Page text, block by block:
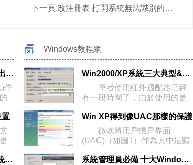
下一頁:改注冊表 打開系統無法識別的“未知文件”
Windows教程網
WinXP玩俠盜獵車手4程序出錯如何解決
作
Win2000/XP系統三大典型&amp;#
筆者使用紅外適配器已經
有一段時間了，由於使用的是
Win XP得到像UAC那樣的保護
微軟將用戶帳戶界面
(UAC)（如圖1）作為其中最顯
系統加速 從逐步優化XP系統開始(1)
系統管理員必備 十大Windows服務器工具(2)